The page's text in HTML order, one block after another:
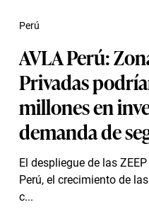
AVLA Perú:
Privadas
millones en
demanda de
El despliegue de las
Perú, el crecimiento de
c...
Perú